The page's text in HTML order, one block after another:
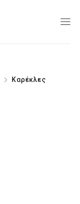
Καρέκλες